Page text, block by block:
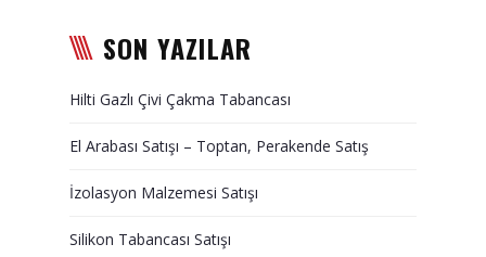
Asma Tavan Malzemesi
Kaplama
BİZE ULAŞIN
SON YAZILAR
Hilti Gazlı Çivi Çakma Tabancası
El Arabası Satışı – Toptan, Perakende Satış
İzolasyon Malzemesi Satışı
Silikon Tabancası Satışı